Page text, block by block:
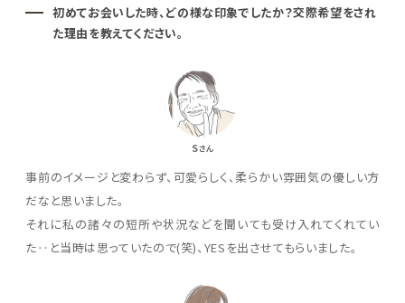
初めてお会いした時、どの様な印象でしたか？交際希望をされ
た理由を教えてください。
Sさん
事前のイメージと変わらず、可愛らしく、柔らかい雰囲気の優しい方
だなと思いました。
それに私の諸々の短所や状況などを聞いても受け入れてくれてい
た‥と当時は思っていたので(笑)、YESを出させてもらいました。